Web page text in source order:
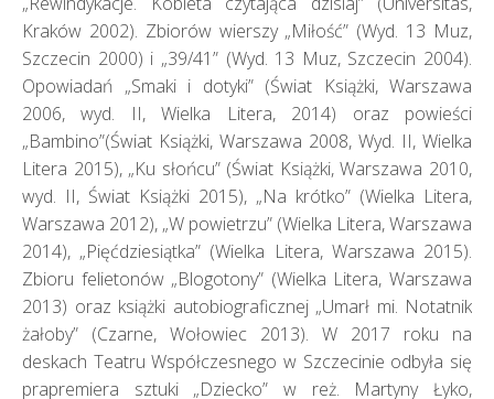
Kraków 2002). Zbiorów wierszy „Miłość” (Wyd. 13 Muz,
Szczecin 2000) i „39/41” (Wyd. 13 Muz, Szczecin 2004).
Opowiadań „Smaki i dotyki” (Świat Książki, Warszawa
2006, wyd. II, Wielka Litera, 2014) oraz powieści
„Bambino”(Świat Książki, Warszawa 2008, Wyd. II, Wielka
Litera 2015), „Ku słońcu” (Świat Książki, Warszawa 2010,
wyd. II, Świat Książki 2015), „Na krótko” (Wielka Litera,
Warszawa 2012), „W powietrzu” (Wielka Litera, Warszawa
2014), „Pięćdziesiątka” (Wielka Litera, Warszawa 2015).
Zbioru felietonów „Blogotony” (Wielka Litera, Warszawa
2013) oraz książki autobiograficznej „Umarł mi. Notatnik
żałoby” (Czarne, Wołowiec 2013). W 2017 roku na
deskach Teatru Współczesnego w Szczecinie odbyła się
prapremiera sztuki „Dziecko” w reż. Martyny Łyko,